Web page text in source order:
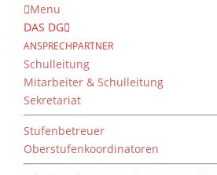
Menu
DAS DG
ANSPRECHPARTNER
Schulleitung
Mitarbeiter & Schulleitung
Sekretariat
Stufenbetreuer
Oberstufenkoordinatoren